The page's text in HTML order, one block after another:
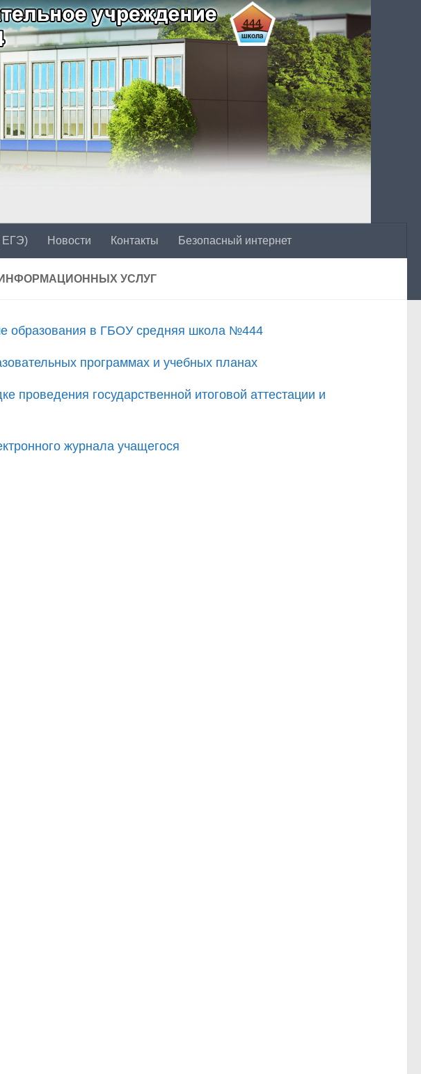
ЕГЭ) Новости Контакты Безопасный интернет
УСЛУГ
образования в ГБОУ средняя школа №444
программах и учебных планах
проведения государственной итоговой аттестации и
журнала учащегося